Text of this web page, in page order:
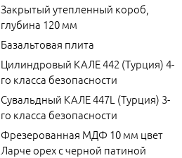
Закрытый утепленный короб,
глубина 120 мм
Базальтовая плита
Цилиндровый КАЛЕ 442 (Турция) 4-
го класса безопасности
Сувальдный КАЛЕ 447L (Турция) 3-
го класса безопасности
Фрезерованная МДФ 10 мм цвет
Ларче орех с черной патиной